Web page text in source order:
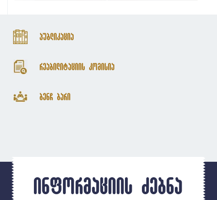
პუბლიკაცია
რეაბილიტაციის კომისია
ბენჩ ბარი
ინფორმაციის ძებნა